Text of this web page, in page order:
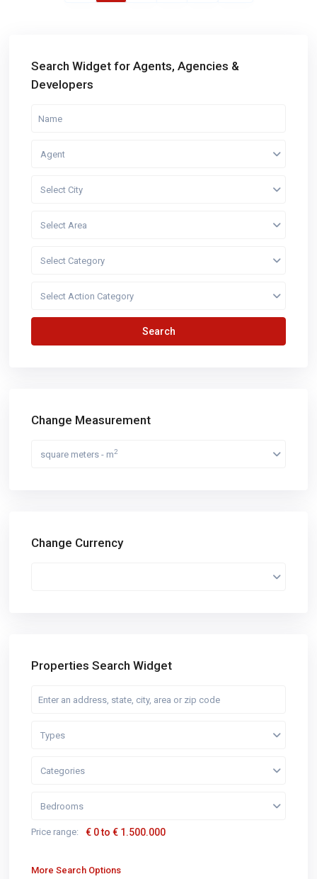
Search Widget for Agents, Agencies &
Developers
Agent
Select City
Select Area
Select Category
Select Action Category
Search
Change Measurement
square meters - m2
Change Currency
Properties Search Widget
Types
Categories
Bedrooms
Price range: € 0 to € 1.500.000
More Search Options